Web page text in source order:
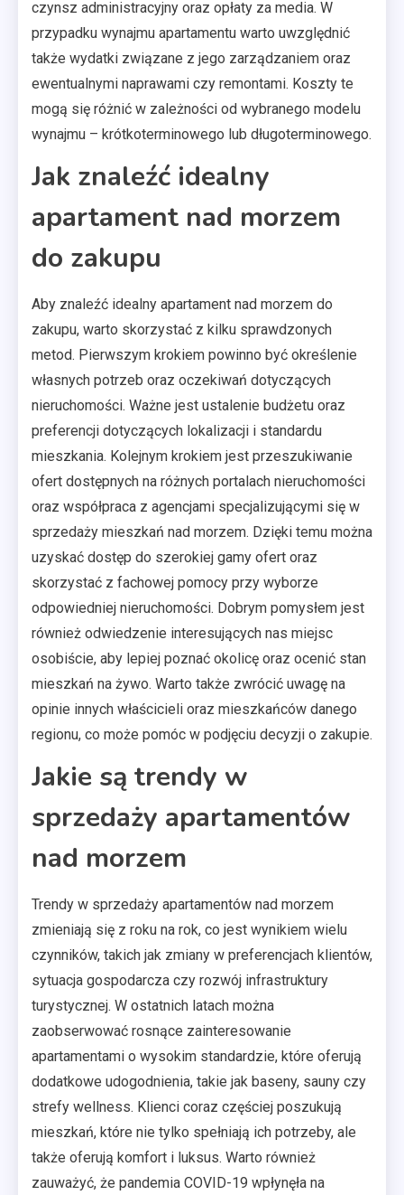
czynsz administracyjny oraz opłaty za media. W
przypadku wynajmu apartamentu warto uwzględnić
także wydatki związane z jego zarządzaniem oraz
ewentualnymi naprawami czy remontami. Koszty te
mogą się różnić w zależności od wybranego modelu
wynajmu – krótkoterminowego lub długoterminowego.
Jak znaleźć idealny
apartament nad morzem
do zakupu
Aby znaleźć idealny apartament nad morzem do
zakupu, warto skorzystać z kilku sprawdzonych
metod. Pierwszym krokiem powinno być określenie
własnych potrzeb oraz oczekiwań dotyczących
nieruchomości. Ważne jest ustalenie budżetu oraz
preferencji dotyczących lokalizacji i standardu
mieszkania. Kolejnym krokiem jest przeszukiwanie
ofert dostępnych na różnych portalach nieruchomości
oraz współpraca z agencjami specjalizującymi się w
sprzedaży mieszkań nad morzem. Dzięki temu można
uzyskać dostęp do szerokiej gamy ofert oraz
skorzystać z fachowej pomocy przy wyborze
odpowiedniej nieruchomości. Dobrym pomysłem jest
również odwiedzenie interesujących nas miejsc
osobiście, aby lepiej poznać okolicę oraz ocenić stan
mieszkań na żywo. Warto także zwrócić uwagę na
opinie innych właścicieli oraz mieszkańców danego
regionu, co może pomóc w podjęciu decyzji o zakupie.
Jakie są trendy w
sprzedaży apartamentów
nad morzem
Trendy w sprzedaży apartamentów nad morzem
zmieniają się z roku na rok, co jest wynikiem wielu
czynników, takich jak zmiany w preferencjach klientów,
sytuacja gospodarcza czy rozwój infrastruktury
turystycznej. W ostatnich latach można
zaobserwować rosnące zainteresowanie
apartamentami o wysokim standardzie, które oferują
dodatkowe udogodnienia, takie jak baseny, sauny czy
strefy wellness. Klienci coraz częściej poszukują
mieszkań, które nie tylko spełniają ich potrzeby, ale
także oferują komfort i luksus. Warto również
zauważyć, że pandemia COVID-19 wpłynęła na